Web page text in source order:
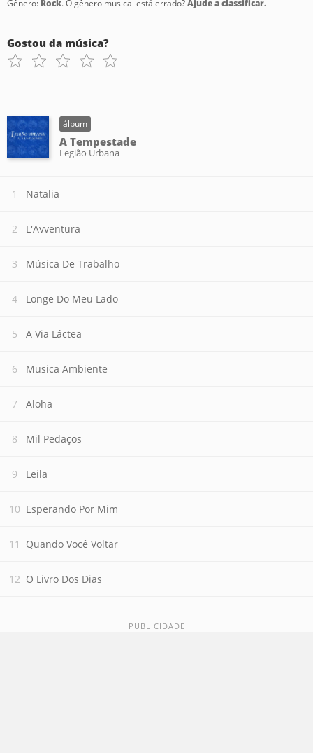
Gênero: Rock. O gênero musical está errado?Ajude a classificar.
Gostou da música?
álbum
A Tempestade
Legião Urbana
Natalia
L'Avventura
Música De Trabalho
Longe Do Meu Lado
A Via Láctea
Musica Ambiente
Aloha
Mil Pedaços
Leila
Esperando Por Mim
Quando Você Voltar
O Livro Dos Dias